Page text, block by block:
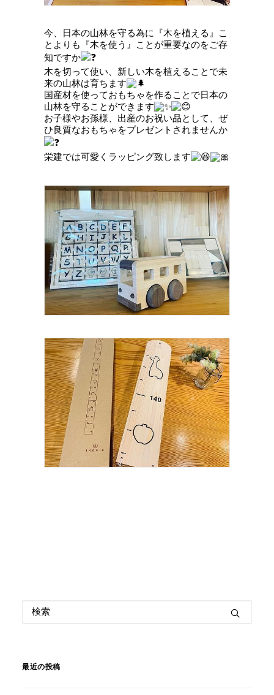
今、日本の山林を守る為に『木を植える』こ
とよりも『木を使う』ことが重要なのをご存
知ですか
木を切って使い、新しい木を植えることで未
来の山林は育ちます
国産材を使っておもちゃを作ることで日本の
山林を守ることができます
お子様やお孫様、出産のお祝い品として、ぜ
ひ良質なおもちゃをプレゼントされませんか
栄建では可愛くラッピング致します
最近の投稿